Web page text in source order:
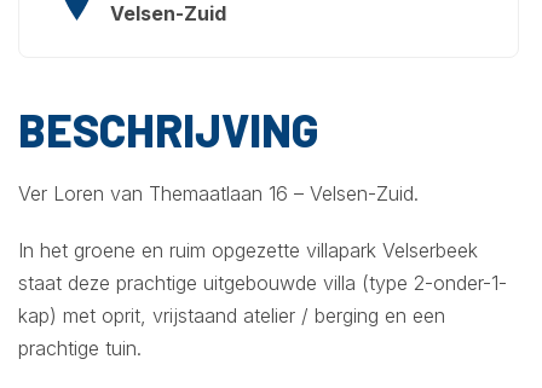
Velsen-Zuid
BESCHRIJVING
Ver Loren van Themaatlaan 16 – Velsen-Zuid.
In het groene en ruim opgezette villapark Velserbeek
staat deze prachtige uitgebouwde villa (type 2-onder-1-
kap) met oprit, vrijstaand atelier / berging en een
prachtige tuin.